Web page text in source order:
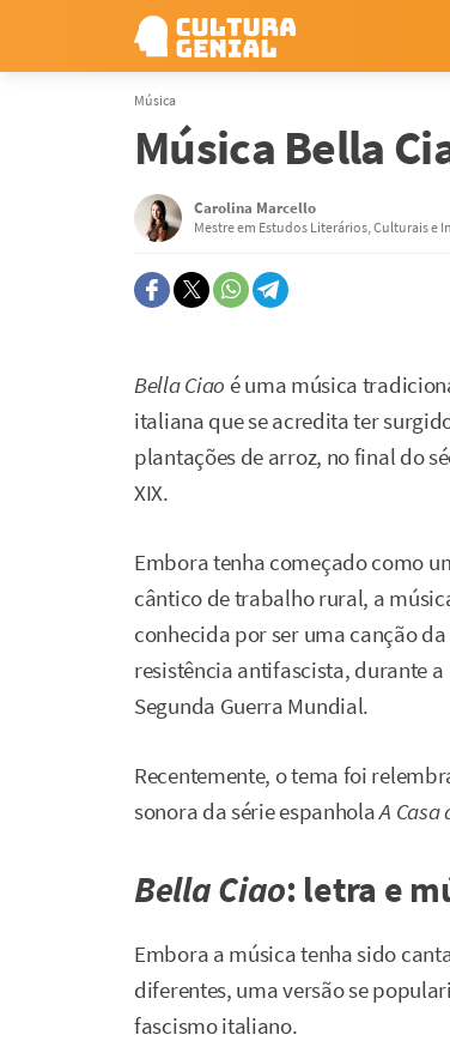
Música
Música Bella
Carolina Marcello
Mestre em Estudos Literários, Culturais e
Bella Ciao é uma música
italiana que se acredita ter
plantações de arroz, no final do
XIX.
Embora tenha começado como
cântico de trabalho rural, a
conhecida por ser uma canção da
resistência antifascista, durante a
Segunda Guerra Mundial.
Recentemente, o tema foi
sonora da série espanholaA Casa
Bella Ciao: letra e
Embora a música tenha sido
diferentes, uma versão se
fascismo italiano.